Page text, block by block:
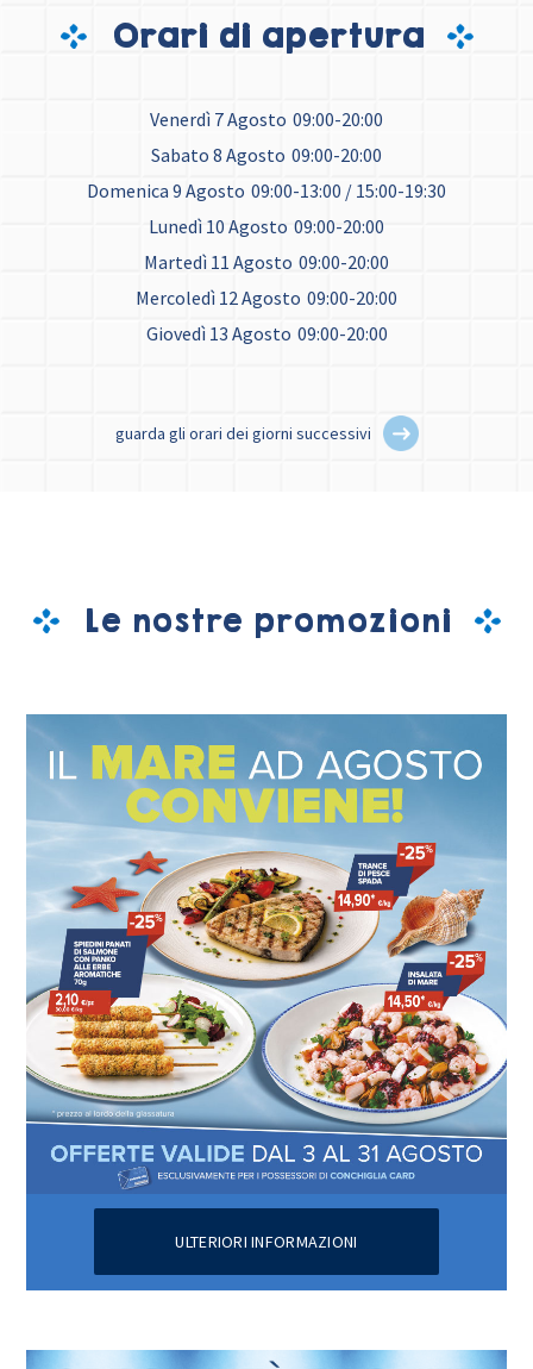
Orari di apertura
Venerdì 7 Agosto 09:00-20:00
Sabato 8 Agosto 09:00-20:00
Domenica 9 Agosto 09:00-13:00 / 15:00-19:30
Lunedì 10 Agosto 09:00-20:00
Martedì 11 Agosto 09:00-20:00
Mercoledì 12 Agosto 09:00-20:00
Giovedì 13 Agosto 09:00-20:00
guarda gli orari dei giorni successivi
Le nostre promozioni
ULTERIORI INFORMAZIONI